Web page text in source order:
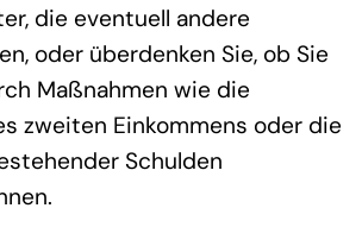
die eventuell andere
oder überdenken Sie, ob Sie
Maßnahmen wie die
zweiten Einkommens oder die
Schulden